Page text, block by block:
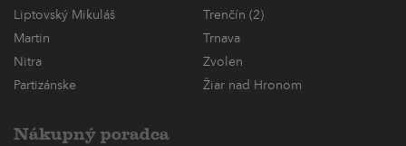
Liptovský Mikuláš
Trenčín (2)
Martin
Trnava
Nitra
Zvolen
Partizánske
Žiar nad Hronom
Nákupný poradca